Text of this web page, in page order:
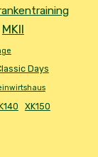
MKII
Days
XK150